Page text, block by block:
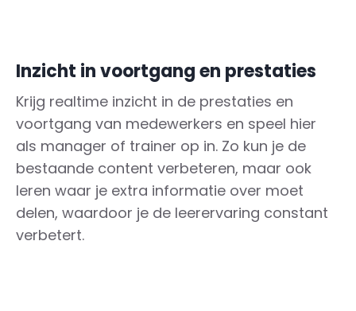
Inzicht in voortgang en prestaties
Krijg realtime inzicht in de prestaties en
voortgang van medewerkers en speel hier
als manager of trainer op in. Zo kun je de
bestaande content verbeteren, maar ook
leren waar je extra informatie over moet
delen, waardoor je de leerervaring constant
verbetert.